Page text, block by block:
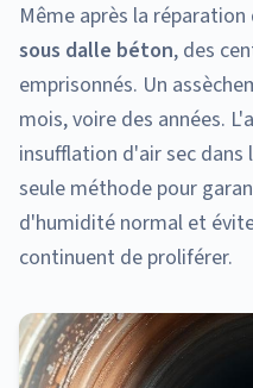
Même après la réparation
sous dalle béton, des
emprisonnés. Un
mois, voire des années.
insufflation d'air sec
seule méthode pour
d'humidité normal et
continuent de proliférer.